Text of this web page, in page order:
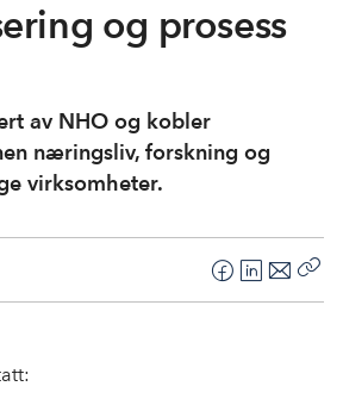
og prosess
av NHO og kobler
næringsliv, forskning og
virksomheter.
F
a
L
i
E
-